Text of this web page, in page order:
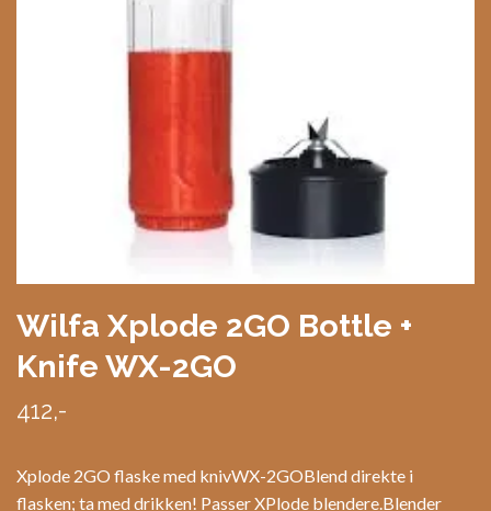
Wilfa Xplode 2GO Bottle +
Knife WX-2GO
412,-
Xplode 2GO flaske med knivWX-2GOBlend direkte i
flasken; ta med drikken! Passer XPlode blendere.Blender